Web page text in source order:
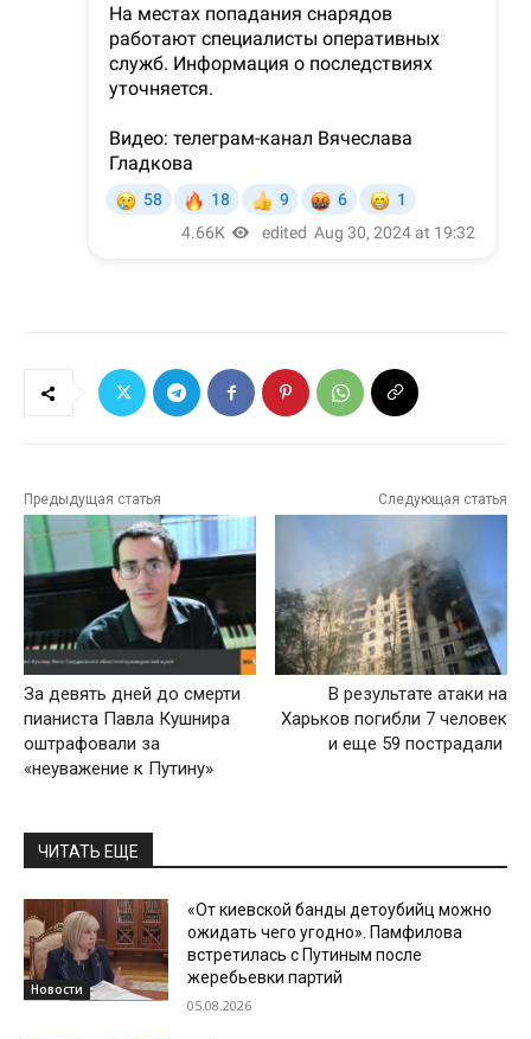
Предыдущая статья
За девять дней до смерти
пианиста Павла Кушнира
оштрафовали за
«неуважение к Путину»
Следующая статья
В результате атаки на
Харьков погибли 7 человек
и еще 59 пострадали
ЧИТАТЬ ЕЩЕ
Новости
«От киевской банды детоубийц можно
ожидать чего угодно». Памфилова
встретилась с Путиным после
жеребьевки партий
05.08.2026